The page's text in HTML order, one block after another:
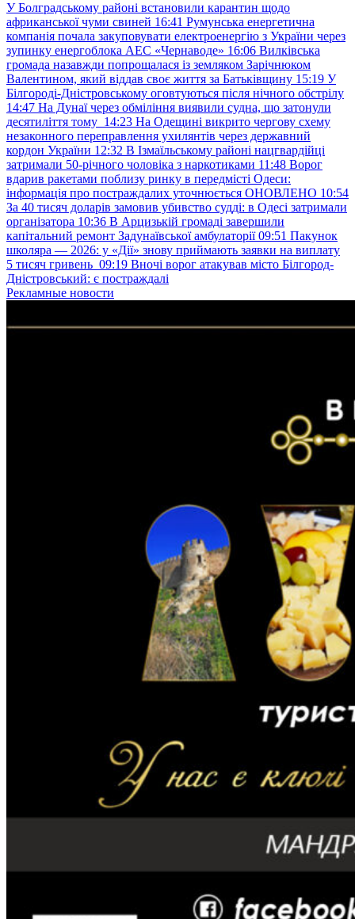
У Болградському районі встановили карантин щодо
африканської чуми свиней 16:41 Румунська енергетична
компанія почала закуповувати електроенергію з України через
зупинку енергоблока АЕС «Чернаводе» 16:06 Вилківська
громада назавжди попрощалася із земляком Зарічнюком
Валентином, який віддав своє життя за Батьківщину 15:19 У
Білгороді-Дністровському оговтуються після нічного обстрілу
14:47 На Дунаї через обміління виявили судна, що затонули
десятиліття тому 14:23 На Одещині викрито чергову схему
незаконного переправлення ухилянтів через державний
кордон України 12:32 В Ізмаїльському районі нацгвардійці
затримали 50-річного чоловіка з наркотиками 11:48 Ворог
вдарив ракетами поблизу ринку в передмісті Одеси:
інформація про постраждалих уточнюється ОНОВЛЕНО 10:54
За 40 тисяч доларів замовив убивство судді: в Одесі затримали
організатора 10:36 В Арцизькій громаді завершили
капітальний ремонт Задунаївської амбулаторії 09:51 Пакунок
школяра — 2026: у «Дії» знову приймають заявки на виплату
5 тисяч гривень 09:19 Вночі ворог атакував місто Білгород-
Дністровський: є постраждалі
Рекламные новости